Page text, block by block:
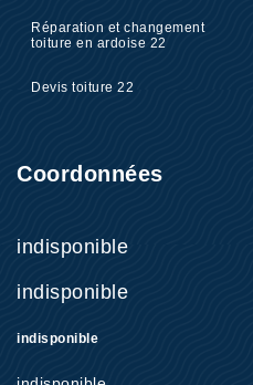
Réparation et changement
toiture en ardoise 22
Devis toiture 22
Coordonnées
indisponible
indisponible
indisponible